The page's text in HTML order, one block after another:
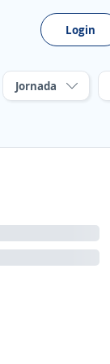
Login
Jornada